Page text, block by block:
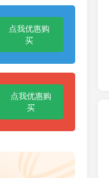
点我优惠购
买
点我优惠购
买